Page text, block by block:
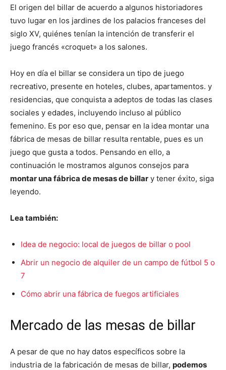
El origen del billar de acuerdo a algunos historiadores
tuvo lugar en los jardines de los palacios franceses del
siglo XV, quiénes tenían la intención de transferir el
juego francés «croquet» a los salones.
Hoy en día el billar se considera un tipo de juego
recreativo, presente en hoteles, clubes, apartamentos. y
residencias, que conquista a adeptos de todas las clases
sociales y edades, incluyendo incluso al público
femenino. Es por eso que, pensar en la idea montar una
fábrica de mesas de billar resulta rentable, pues es un
juego que gusta a todos. Pensando en ello, a
continuación le mostramos algunos consejos para
montar una fábrica de mesas de billar y tener éxito, siga
leyendo.
Lea también:
Idea de negocio: local de juegos de billar o pool
Abrir un negocio de alquiler de un campo de fútbol 5 o
7
Cómo abrir una fábrica de fuegos artificiales
Mercado de las mesas de billar
A pesar de que no hay datos específicos sobre la
industria de la fabricación de mesas de billar, podemos